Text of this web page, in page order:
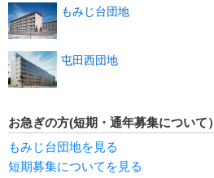
もみじ台団地
屯田西団地
お急ぎの方(短期・通年募集について）
もみじ台団地を見る
短期募集についてを見る